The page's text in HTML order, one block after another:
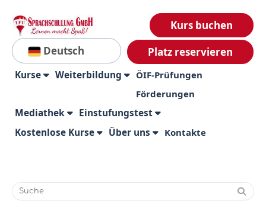
Deutsch
Kurs buchen
Platz reservieren
Kurse Weiterbildung
ÖIF-Prüfungen
Förderungen
Mediathek
Einstufungstest
Kostenlose Kurse
Über uns Kontakte